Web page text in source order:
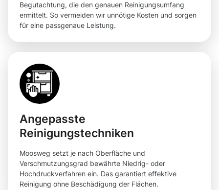
Begutachtung, die den genauen Reinigungsumfang
ermittelt. So vermeiden wir unnötige Kosten und sorgen
für eine passgenaue Leistung.
Angepasste
Reinigungstechniken
Moosweg setzt je nach Oberfläche und
Verschmutzungsgrad bewährte Niedrig- oder
Hochdruckverfahren ein. Das garantiert effektive
Reinigung ohne Beschädigung der Flächen.